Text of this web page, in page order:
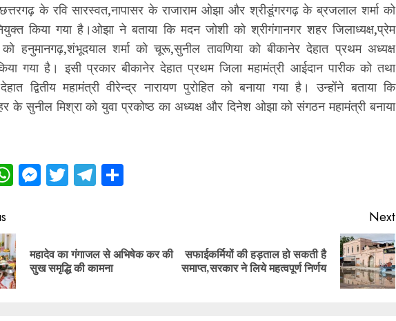
छत्तरगढ़ के रवि सारस्वत,नापासर के राजाराम ओझा और श्रीडूंगरगढ़ के ब्रजलाल शर्मा को
किया गया है।ओझा ने बताया कि मदन जोशी को श्रीगंगानगर शहर जिलाध्यक्ष,प्रेम
हनुमानगढ़,शंभूदयाल शर्मा को चूरू,सुनील तावणिया को बीकानेर देहात प्रथम अध्यक्ष
गया है। इसी प्रकार बीकानेर देहात प्रथम जिला महामंत्री आईदान पारीक को तथा
द्वितीय महामंत्री वीरेन्द्र नारायण पुरोहित को बनाया गया है। उन्होंने बताया कि
के सुनील मिश्रा को युवा प्रकोष्ठ का अध्यक्ष और दिनेश ओझा को संगठन महामंत्री बनाया
WhatsApp
Messenger
TwitterTelegram
Previous
post:
महादेव का गंगाजल से अभिषेक कर की
सुख समृद्धि की कामना
Next
Next
post:
सफाईकर्मियों की हड़ताल हो सकती है
समाप्त,सरकार ने लिये महत्वपूर्ण निर्णय